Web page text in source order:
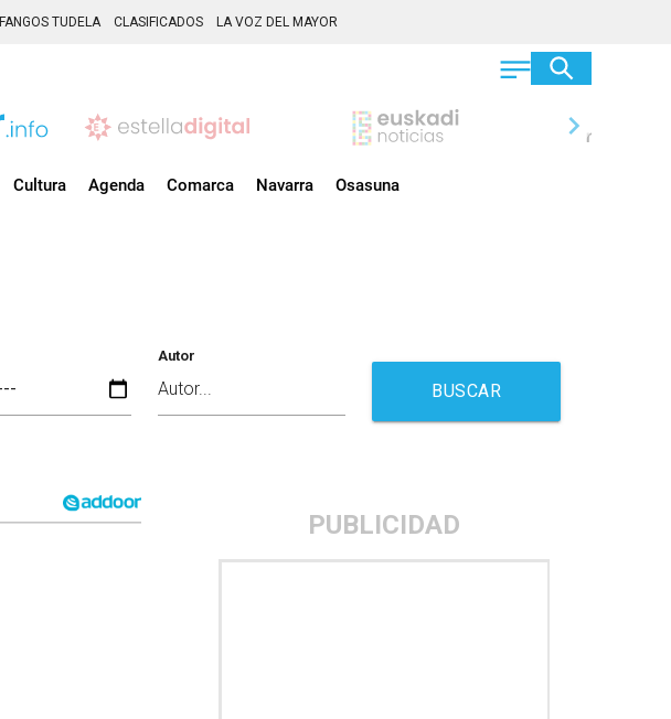
FANGOS TUDELA CLASIFICADOS LA VOZ DEL MAYOR
chevron_right
Cultura Agenda Comarca Navarra Osasuna
Autor
BUSCAR
PUBLICIDAD